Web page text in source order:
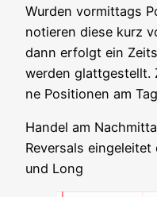
Wur­den vor­mit­tags
notie­ren die­se kurz
dann erfolgt ein
wer­den
ne Posi­tio­nen am
Han­del am
Rever­sals
und Long